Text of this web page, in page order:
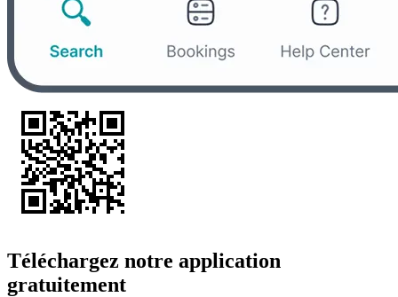
Téléchargez notre application
gratuitement